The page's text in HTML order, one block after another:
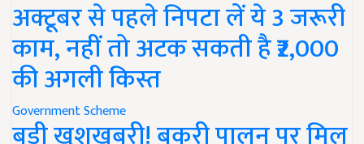
अक्टूबर से पहले निपटा लें ये 3 जरूरी
काम, नहीं तो अटक सकती है ₹2,000
की अगली किस्त
Government Scheme